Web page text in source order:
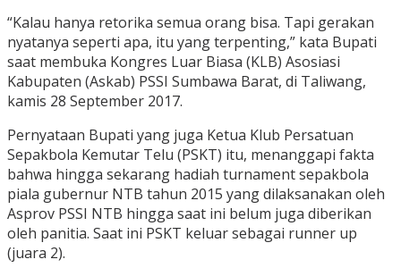
“Kalau hanya retorika semua orang bisa. Tapi gerakan
nyatanya seperti apa, itu yang terpenting,” kata Bupati
saat membuka Kongres Luar Biasa (KLB) Asosiasi
Kabupaten (Askab) PSSI Sumbawa Barat, di Taliwang,
kamis 28 September 2017.
Pernyataan Bupati yang juga Ketua Klub Persatuan
Sepakbola Kemutar Telu (PSKT) itu, menanggapi fakta
bahwa hingga sekarang hadiah turnament sepakbola
piala gubernur NTB tahun 2015 yang dilaksanakan oleh
Asprov PSSI NTB hingga saat ini belum juga diberikan
oleh panitia. Saat ini PSKT keluar sebagai runner up
(juara 2).